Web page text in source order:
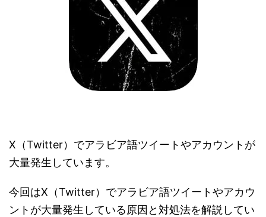
X（Twitter）でアラビア語ツイートやアカウントが
大量発生しています。
今回はX（Twitter）でアラビア語ツイートやアカウ
ントが大量発生している原因と対処法を解説してい